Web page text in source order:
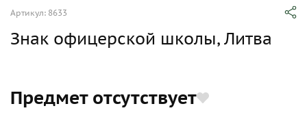
Артикул: 8633
Знак офицерской школы, Литва
Предмет отсутствует